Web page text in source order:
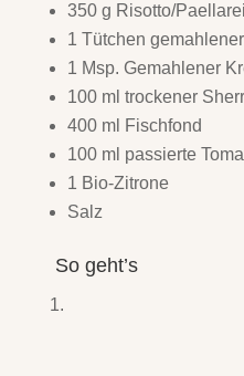
350 g Risotto/
1 Tütchen
1 Msp. Gemahlener
100 ml trockener
400 ml Fischfond
100 ml passierte
1 Bio-Zitrone
Salz
So geht’s